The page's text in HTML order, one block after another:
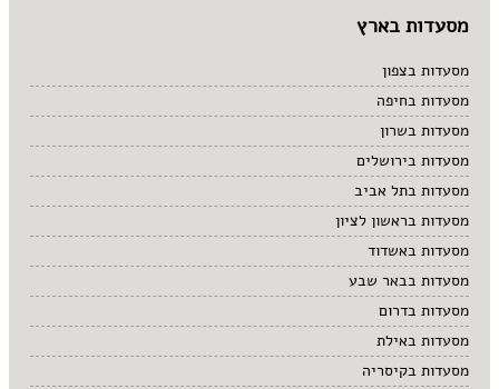
מסעדות בארץ
מסעדות בצפון
מסעדות בחיפה
מסעדות בשרון
מסעדות בירושלים
מסעדות בתל אביב
מסעדות בראשון לציון
מסעדות באשדוד
מסעדות בבאר שבע
מסעדות בדרום
מסעדות באילת
מסעדות בקיסריה